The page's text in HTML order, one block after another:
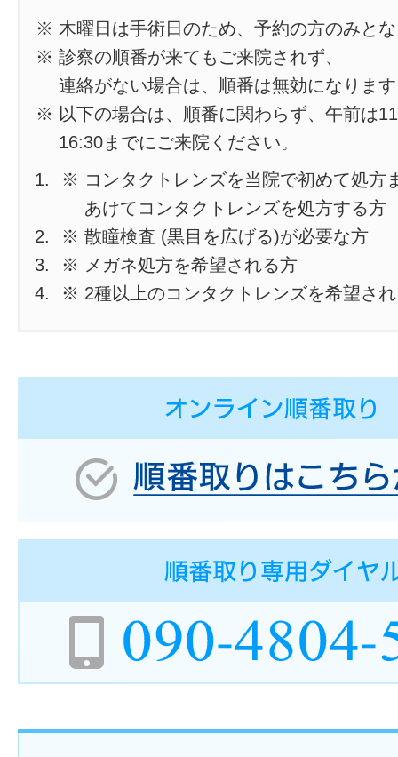
※ 木曜日は手術日のため、予約の方のみと
※ 診察の順番が来てもご来院されず、
連絡がない場合は、順番は無効になりま
※ 以下の場合は、順番に関わらず、午前は
16:30までにご来院ください。
※ コンタクトレンズを当院で初めて処方
あけてコンタクトレンズを処方する方
※ 散瞳検査 (黒目を広げる)が必要な方
※ メガネ処方を希望される方
※ 2種以上のコンタクトレンズを希望さ